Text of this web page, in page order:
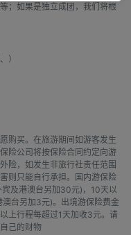
；如果是独立成团，我们将根
）
购买。在旅游期间如游客发生
险公司将按保险合同约定向游
险，如发生非旅行社责任范围
则只能自行承担。国内游保险
及港澳台另加30元)，10天以
澳台另加3元)。出境游保险费金
上行程每超过1天加收3元。请
己的财物